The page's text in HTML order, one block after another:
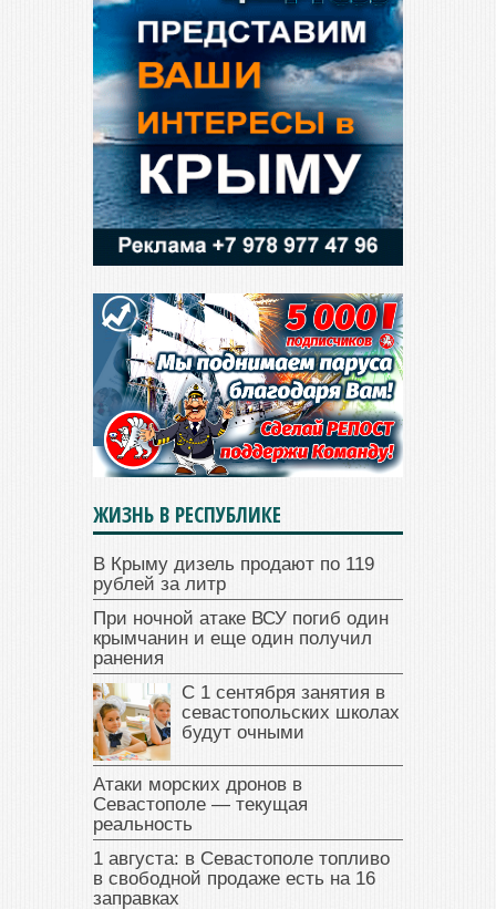
ЖИЗНЬ В РЕСПУБЛИКЕ
В Крыму дизель продают по 119
рублей за литр
При ночной атаке ВСУ погиб один
крымчанин и еще один получил
ранения
С 1 сентября занятия в
севастопольских школах
будут очными
Атаки морских дронов в
Севастополе — текущая
реальность
1 августа: в Севастополе топливо
в свободной продаже есть на 16
заправках